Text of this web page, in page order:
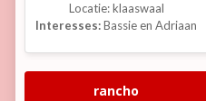
Locatie:klaaswaal
Interesses:Bassie en Adriaan
rancho